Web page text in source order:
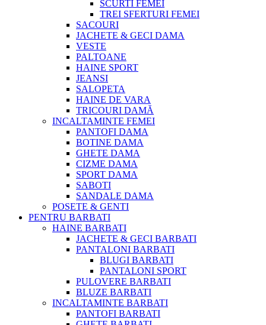
SCURTI FEMEI
TREI SFERTURI FEMEI
SACOURI
JACHETE & GECI DAMA
VESTE
PALTOANE
HAINE SPORT
JEANSI
SALOPETA
HAINE DE VARA
TRICOURI DAMĂ
INCALTAMINTE FEMEI
PANTOFI DAMA
BOTINE DAMA
GHETE DAMA
CIZME DAMA
SPORT DAMA
SABOTI
SANDALE DAMA
POSETE & GENTI
PENTRU BARBATI
HAINE BARBATI
JACHETE & GECI BARBATI
PANTALONI BARBATI
BLUGI BARBATI
PANTALONI SPORT
PULOVERE BARBATI
BLUZE BARBATI
INCALTAMINTE BARBATI
PANTOFI BARBATI